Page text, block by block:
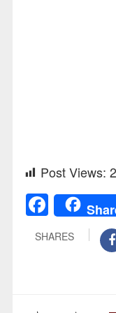
Post Views:
SHARES